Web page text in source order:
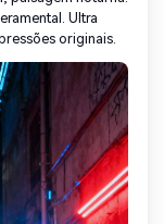
Ultra
originais.